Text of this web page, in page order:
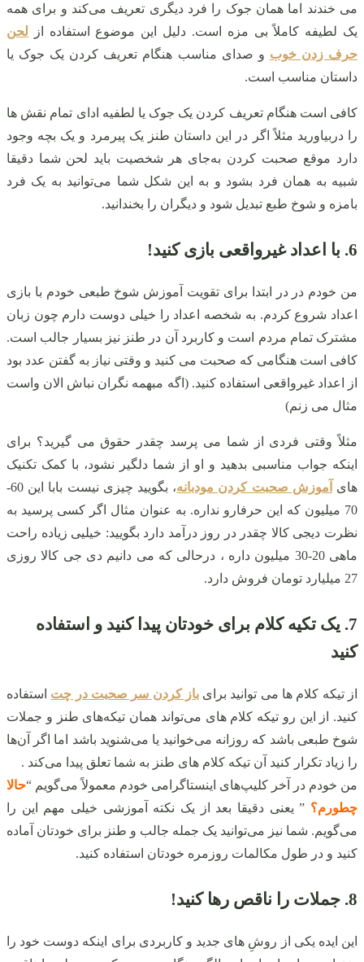
می‌ خندند اما همان جوک را فرد دیگری تعریف می‌کند و برای همه
یک لطیفه کاملاً بی‌ مزه است. دلیل این موضوع استفاده از لحن
حرف زدن خوب و صدای مناسب هنگام تعریف کردن یک جوک یا
داستان مناسب است.
کافی است هنگام تعریف کردن یک جوک یا لطفیه ادای تمام نقش‌ ها
را دربیاورید مثلاً اگر در این داستان طنز یک پیرمرد و یک بچه وجود
دارد موقع صحبت کردن به‌جای هر شخصیت باید لحن شما دقیقا
شبیه به همان فرد بشود و به این شکل شما می‌توانید به یک فرد
بامزه و شوخ طبع تبدیل شود و دیگران را بخندانید.
6. با اعداد غیرواقعی بازی کنید!
من خودم در در ابتدا برای تقویت آموزش شوخ طبعی خودم با بازی
اعداد شروع کردم. به شخصه اعداد را خیلی دوست دارم چون زبان
مشترک تمام مردم است و کاربرد آن در طنز نیز بسیار جالب است.
کافی است هنگامی‌ که صحبت می‌ کنید و وقتی نیاز به گفتن عدد بود
از اعداد غیرواقعی استفاده کنید. (اگه مبهمه نگران نباش الان واست
مثال می زنم)
مثلاً وقتی فردی از شما می‌ پرسد چقدر حقوق می‌ گیرید؟ برای
اینکه جواب مناسبی بدهید و او از شما دلگیر نشود، با کمک تکنیک
های
آموزش صحبت کردن مودبانه،
بگویید چیزی نیست بابا این 60-
70 میلیون که این حرفارو نداره. به‌ عنوان‌ مثال اگر کسی پرسید به
نظرت دیجی کالا چقدر در روز درآمد دارد بگویید: خیلیی زیاده راحت
ماهی 20-30 میلیون داره ، درحالی که می دانیم دی جی کالا روزی
27 میلیارد تومان فروش دارد.
7. یک تکیه کلام برای خودتان پیدا کنید و استفاده
کنید
از تیکه کلام ها می توانید برایباز کردن سر صحبت در چت استفاده
کنید. از این رو تیکه کلام های می‌تواند همان تیکه‌های طنز و جملات
شوخ طبعی باشد که روزانه می‌خوانید یا می‌شنوید باشد اما اگر آن‌ها
را زیاد تکرار کنید آن تیکه کلام های طنز به شما تعلق پیدا می‌کند .
من خودم در آخر کلیپ‌های اینستاگرامی خودم معمولاً می‌گویم “حالا
چطورم؟ ” یعنی دقیقا بعد از یک نکته آموزشی خیلی مهم این را
می‌گویم. شما نیز می‌توانید یک جمله جالب و طنز برای خودتان آماده
کنید و در طول مکالمات روزمره خودتان استفاده کنید.
8. جملات را ناقص رها کنید!
این ایده یکی از روشِ های جدید و کاربردی برای اینکه دوست خود را